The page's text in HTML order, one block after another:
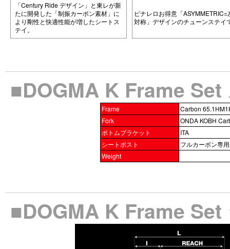
「Century Ride デザイン」と東レが新
たに開発した「制振カーボン素材」に
より剛性と快適性能が増したシートス
テイ。
ピナレロお得意「ASYMMETRIC=
対称」デザインのチューンステイ
■DOGMA K Frame Set
Frame
Carbon
Fork
ONDA KOBH
ボトムブラケット
ITA
シートポスト
フルカーボン専
Weight
■DOGMA K Frame Set